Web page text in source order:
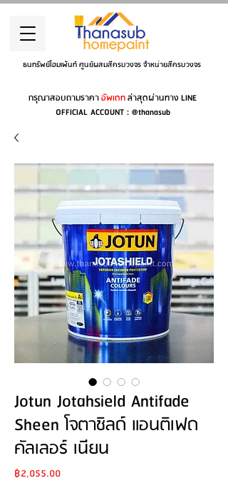
ธนทรัพย์โฮมเพ้นท์ ศูนย์ผสมสีครบวงจร จำหน่ายสีครบวงจร
กรุณาสอบถามราคาอัพเดทล่าสุดผ่านทาง LINE
OFFICIAL ACCOUNT : @thanasub
Jotun Jotahsield Antifade
Sheen โจตาชิลด์ แอนติเฟด
คัลเลอร์ เนียน
฿2,055.00Price